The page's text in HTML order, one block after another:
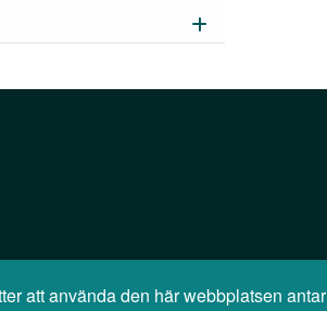
att använda den här webbplatsen antar